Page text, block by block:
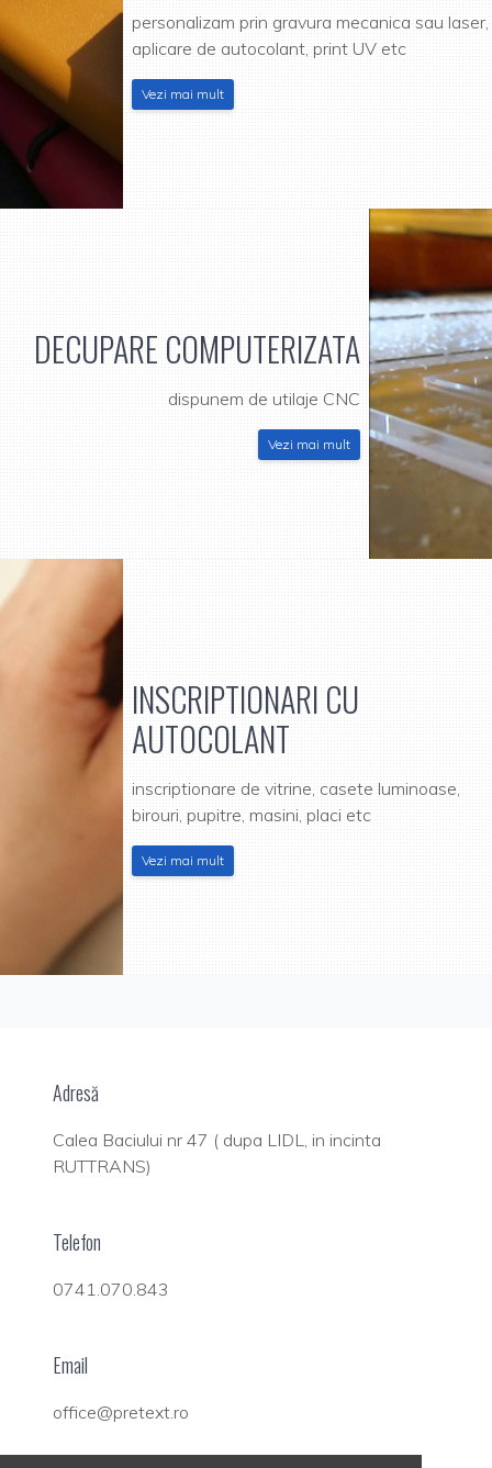
personalizam prin gravura mecanica sau laser,
aplicare de autocolant, print UV etc
Vezi mai mult
DECUPARE COMPUTERIZATA
dispunem de utilaje CNC
Vezi mai mult
INSCRIPTIONARI CU
AUTOCOLANT
inscriptionare de vitrine, casete luminoase,
birouri, pupitre, masini, placi etc
Vezi mai mult
Adresă
Calea Baciului nr 47 ( dupa LIDL, in incinta
RUTTRANS)
Telefon
0741.070.843
Email
office@pretext.ro